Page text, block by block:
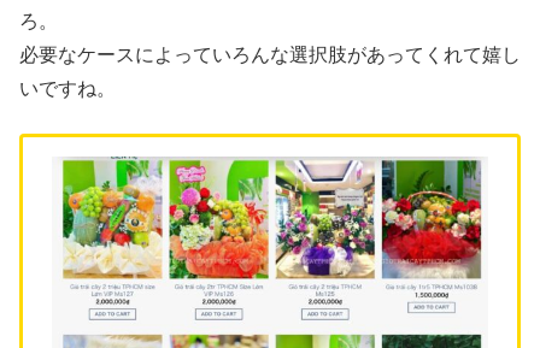
ろ。
必要なケースによっていろんな選択肢があってくれて嬉し
いですね。